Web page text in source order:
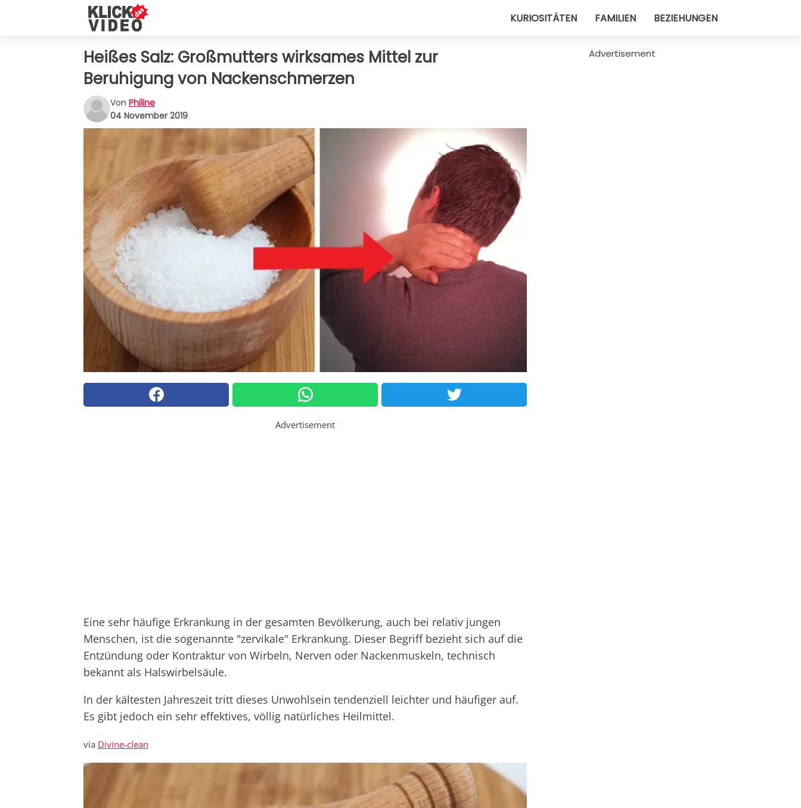
KURIOSITÄTEN FAMILIEN BEZIEHUNGEN
Heißes Salz: Großmutters wirksames Mittel zur
Beruhigung von Nackenschmerzen
Von Philine
04 November 2019
Advertisement
Eine sehr häufige Erkrankung in der gesamten Bevölkerung, auch bei relativ jungen
Menschen, ist die sogenannte "zervikale" Erkrankung. Dieser Begriff bezieht sich auf die
Entzündung oder Kontraktur von Wirbeln, Nerven oder Nackenmuskeln, technisch
bekannt als Halswirbelsäule.
In der kältesten Jahreszeit tritt dieses Unwohlsein tendenziell leichter und häufiger auf.
Es gibt jedoch ein sehr effektives, völlig natürliches Heilmittel.
via Divine-clean
Advertisement